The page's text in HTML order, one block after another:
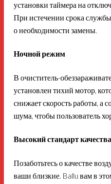
установки таймера на
При истечении срока
о необходимости замены.
Ночной режим
В очиститель-
установлен тихий мотор,
снижает скорость работы, а
шума, чтобы пользователь
Высокий стандарт
Позаботьтесь о качестве
ваши близкие. Ballu вам в